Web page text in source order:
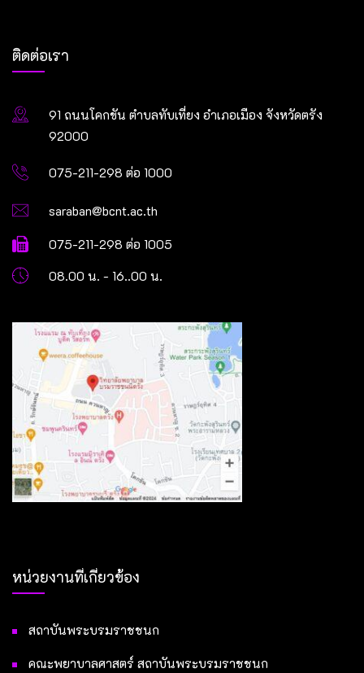
ติดต่อเรา
91 ถนนโคกขัน ตำบลทับเที่ยง อำเภอเมือง จังหวัดตรัง
92000
075-211-298 ต่อ 1000
saraban@bcnt.ac.th
075-211-298 ต่อ 1005
08.00 น. - 16..00 น.
หน่วยงานที่เกี่ยวข้อง
สถาบันพระบรมราชชนก
คณะพยาบาลศาสตร์ สถาบันพระบรมราชชนก